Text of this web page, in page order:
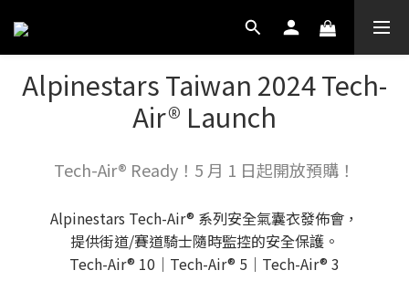
Alpinestars Taiwan 2024 Tech-
Air® Launch
Tech-Air® Ready！5 月 1 日起開放預購！
Alpinestars Tech-Air® 系列安全氣囊衣發佈會，
提供街道/賽道騎士隨時監控的安全保護。
Tech-Air® 10｜Tech-Air® 5｜Tech-Air® 3